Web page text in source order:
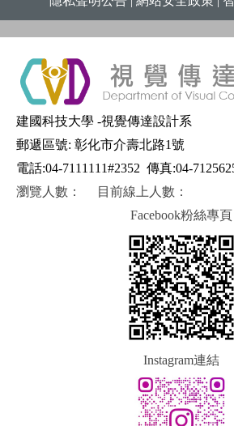
建國科技大學 -視覺傳達設計系
郵遞區號: 彰化市介壽北路1號
電話:04-7111111#2352 傳真:04-
瀏覽人數：
目前線上人數：
Facebook粉絲專頁
Instagram連結